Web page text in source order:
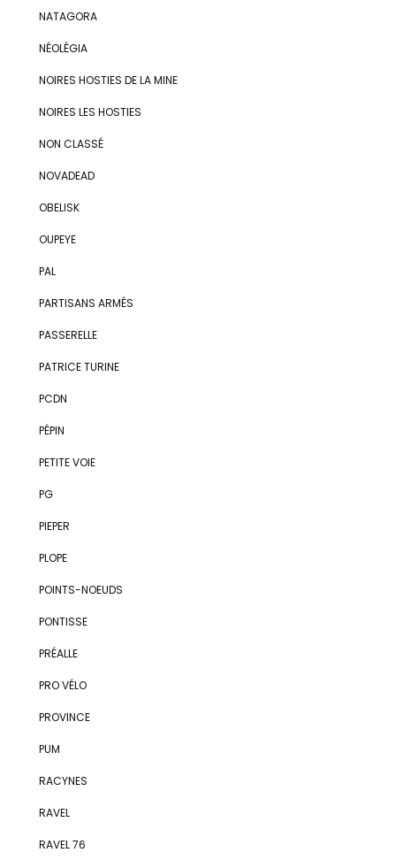
NATAGORA
NÉOLÉGIA
NOIRES HOSTIES DE LA MINE
NOIRES LES HOSTIES
NON CLASSÉ
NOVADEAD
OBELISK
OUPEYE
PAL
PARTISANS ARMÉS
PASSERELLE
PATRICE TURINE
PCDN
PÉPIN
PETITE VOIE
PG
PIEPER
PLOPE
POINTS-NOEUDS
PONTISSE
PRÉALLE
PRO VÉLO
PROVINCE
PUM
RACYNES
RAVEL
RAVEL 76